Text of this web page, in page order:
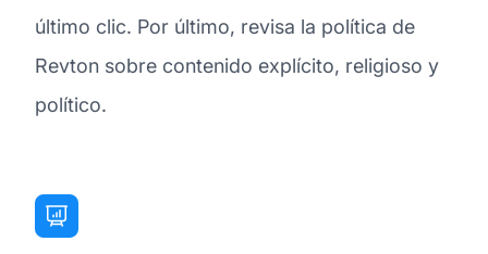
último clic. Por último, revisa la política de
Revton sobre contenido explícito, religioso y
político.